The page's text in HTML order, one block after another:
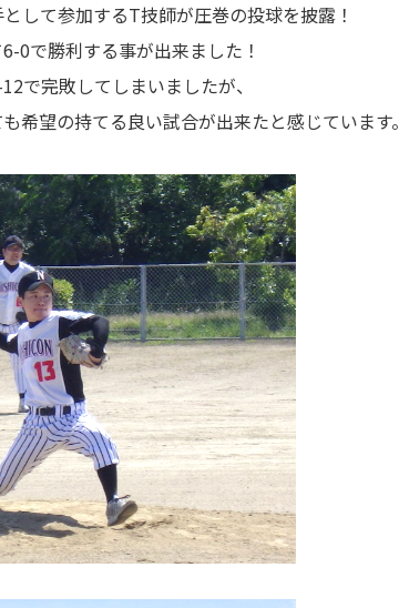
して参加するT技師が圧巻の投球を披露！
0で勝利する事が出来ました！
で完敗してしまいましたが、
希望の持てる良い試合が出来たと感じています。